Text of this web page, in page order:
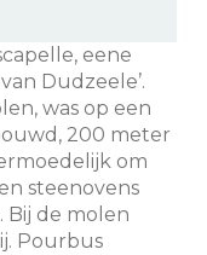
eene
Dudzeele’.
was op een
200 meter
om
steenovens
Bij de molen
Pourbus